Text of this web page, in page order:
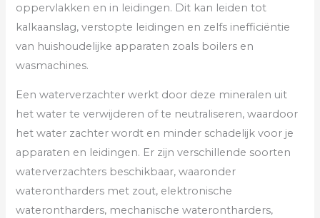
oppervlakken en in leidingen. Dit kan leiden tot
kalkaanslag, verstopte leidingen en zelfs inefficiëntie
van huishoudelijke apparaten zoals boilers en
wasmachines.
Een waterverzachter werkt door deze mineralen uit
het water te verwijderen of te neutraliseren, waardoor
het water zachter wordt en minder schadelijk voor je
apparaten en leidingen. Er zijn verschillende soorten
waterverzachters beschikbaar, waaronder
waterontharders met zout, elektronische
waterontharders, mechanische waterontharders,